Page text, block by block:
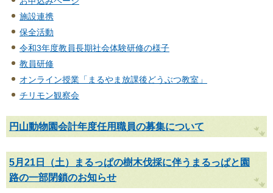
施設連携
保全活動
令和3年度教員長期社会体験研修の様子
教員研修
オンライン授業「まるやま放課後どうぶつ教室」
チリモン観察会
円山動物園会計年度任用職員の募集について
5月21日（土）まるっぱの樹木伐採に伴うまるっぱと園
路の一部閉鎖のお知らせ